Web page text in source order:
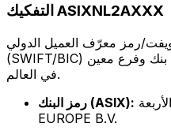
التفكيك ASIXNL2AXXX
رمز معرّف العميل الدولي
(SWIFT/BIC) من 8 إلى 11 حرفًا ورقمًا لتحديد بنك وفرع معين
في العالم.
رمز البنك (ASIX):
EUROPE B.V.